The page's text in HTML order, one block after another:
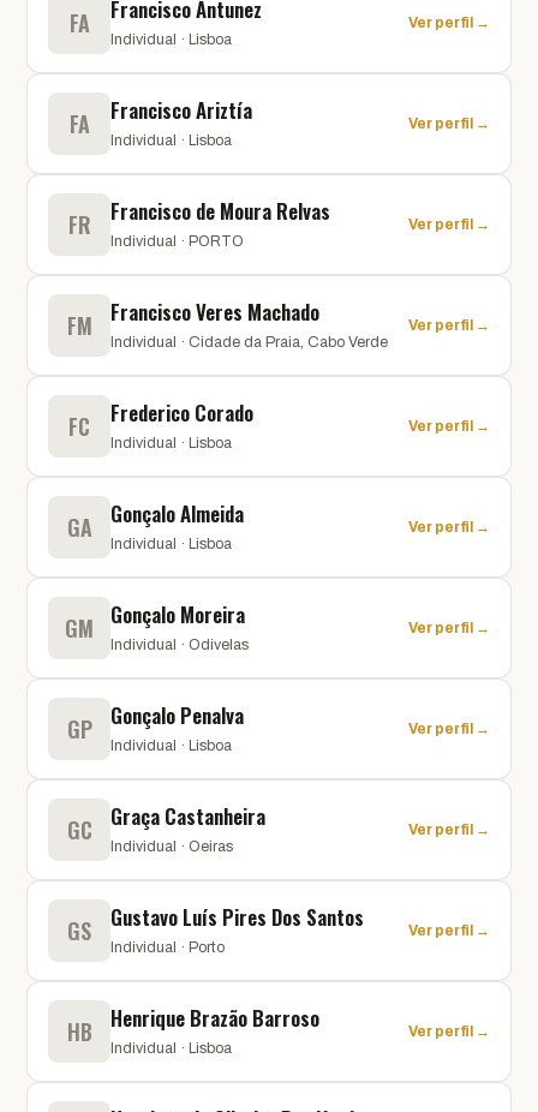
FA Francisco Antunez
Individual · Lisboa
Ver perfil →
FA Francisco Ariztía
Individual · Lisboa
Ver perfil →
FR Francisco de Moura Relvas
Individual · PORTO
Ver perfil →
FM Francisco Veres Machado
Individual · Cidade da Praia, Cabo Verde
Ver perfil →
FC Frederico Corado
Individual · Lisboa
Ver perfil →
GA Gonçalo Almeida
Individual · Lisboa
Ver perfil →
GM Gonçalo Moreira
Individual · Odivelas
Ver perfil →
GP Gonçalo Penalva
Individual · Lisboa
Ver perfil →
GC Graça Castanheira
Individual · Oeiras
Ver perfil →
GS Gustavo Luís Pires Dos Santos
Individual · Porto
Ver perfil →
HB Henrique Brazão Barroso
Individual · Lisboa
Ver perfil →